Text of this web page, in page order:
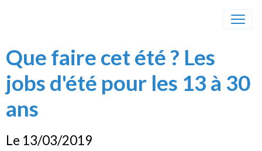
Que faire cet été ? Les
jobs d'été pour les 13 à 30
ans
Le 13/03/2019